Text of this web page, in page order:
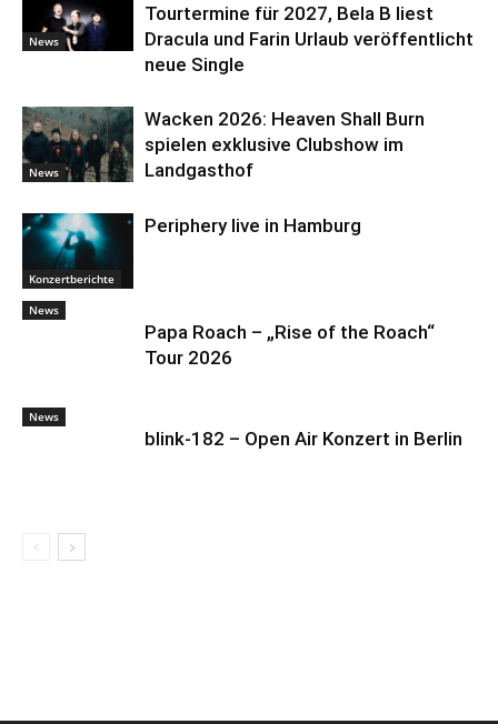
News
Tourtermine für 2027, Bela B liest
Dracula und Farin Urlaub veröffentlicht
neue Single
News
Wacken 2026: Heaven Shall Burn
spielen exklusive Clubshow im
Landgasthof
Konzertberichte
Periphery live in Hamburg
News
Papa Roach – „Rise of the Roach“
Tour 2026
News
blink-182 – Open Air Konzert in Berlin